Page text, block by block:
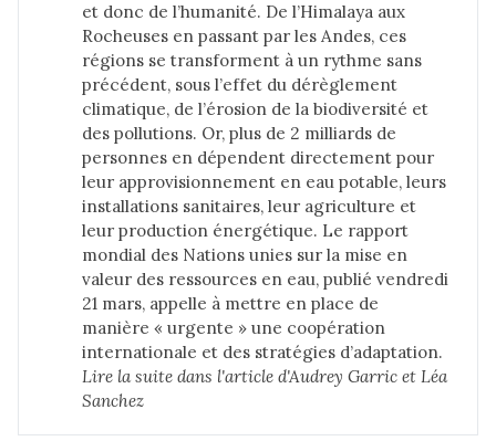
et donc de l’humanité. De l’Himalaya aux
Rocheuses en passant par les Andes, ces
régions se transforment à un rythme sans
précédent, sous l’effet du dérèglement
climatique, de l’érosion de la biodiversité et
des pollutions. Or, plus de 2 milliards de
personnes en dépendent directement pour
leur approvisionnement en eau potable, leurs
installations sanitaires, leur agriculture et
leur production énergétique. Le rapport
mondial des Nations unies sur la mise en
valeur des ressources en eau, publié vendredi
21 mars, appelle à mettre en place de
manière « urgente » une coopération
internationale et des stratégies d’adaptation.
Lire la suite dans l'article d'Audrey Garric et Léa
Sanchez